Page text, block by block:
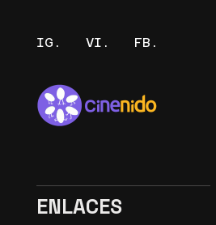
IG. VI. FB.
ENLACES